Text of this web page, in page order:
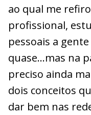
ao qual me
profissional,
pessoais a
quase…mas na
preciso ainda
dois conceitos
dar bem nas